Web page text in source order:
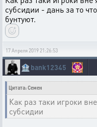
субсидии - дань за то
бунтуют.
17 Апреля 2019 21:26:53
🏦 bank12345
Цитата: Семен
Как раз таки игроки
субсидии